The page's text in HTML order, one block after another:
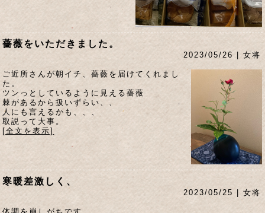
薔薇をいただきました。
2023/05/26 | 女将
ご近所さんが朝イチ、薔薇を届けてくれまし
た。
ツンっとしているように見える薔薇
棘があるから扱いずらい、、
人にも言えるかも、、、
取説って大事。
[全文を表示]
寒暖差激しく、
2023/05/25 | 女将